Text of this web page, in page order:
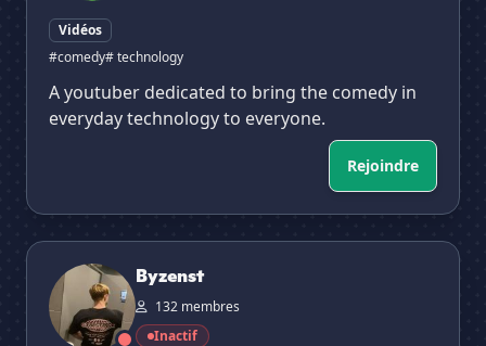
Vidéos
#comedy# technology
A youtuber dedicated to bring the comedy in
everyday technology to everyone.
Rejoindre
Byzenst
Byzenst
132 membres
Inactif